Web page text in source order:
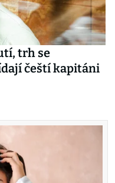
trh se
čeští kapitáni